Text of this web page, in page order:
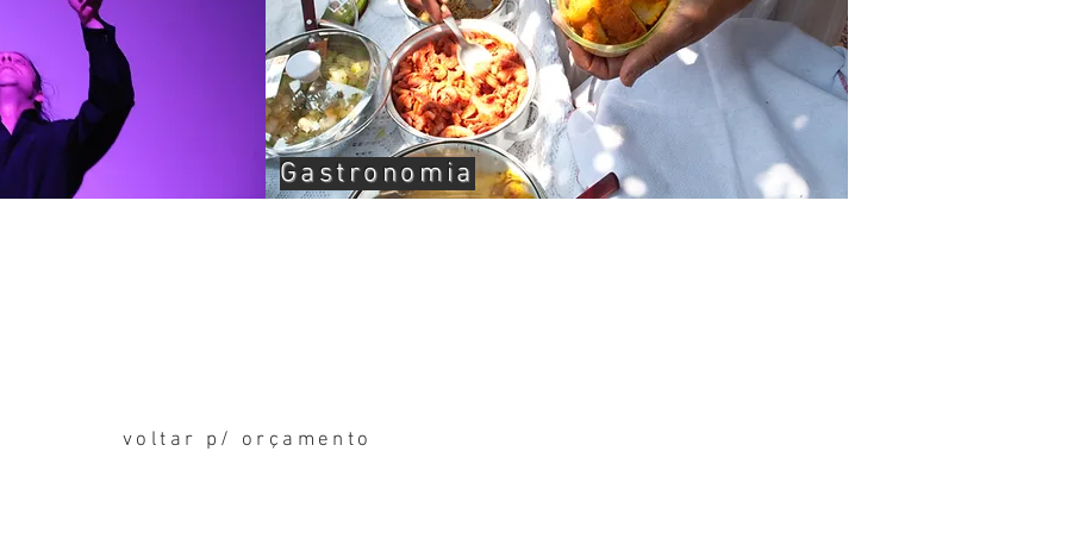
Gastronomia
voltar p/ orçamento